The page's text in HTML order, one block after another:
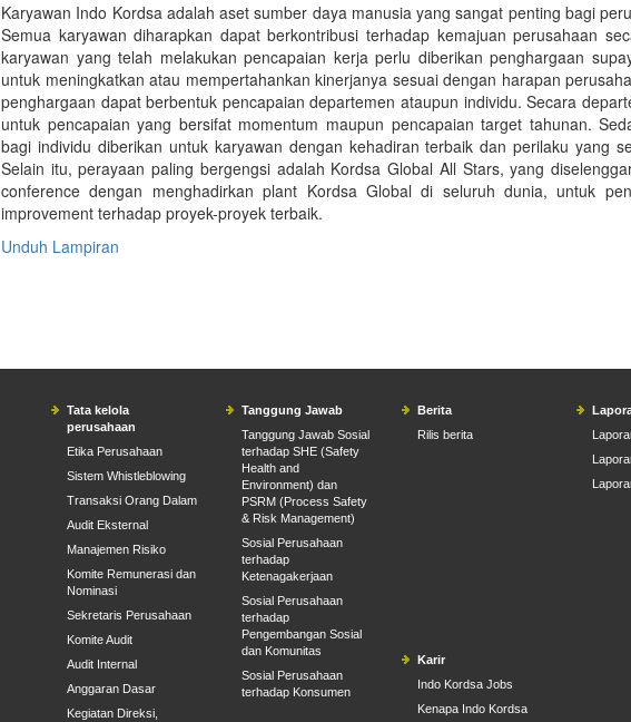
Karyawan Indo Kordsa adalah aset sumber daya manusia yang sangat penting bagi
Semua karyawan diharapkan dapat berkontribusi terhadap kemajuan perusahaan
karyawan yang telah melakukan pencapaian kerja perlu diberikan penghargaan
untuk meningkatkan atau mempertahankan kinerjanya sesuai dengan harapan
penghargaan dapat berbentuk pencapaian departemen ataupun individu. Secara
untuk pencapaian yang bersifat momentum maupun pencapaian target tahunan.
bagi individu diberikan untuk karyawan dengan kehadiran terbaik dan perilaku yang
Selain itu, perayaan paling bergengsi adalah Kordsa Global All Stars, yang
conference dengan menghadirkan plant Kordsa Global di seluruh dunia, untuk
improvement terhadap proyek-proyek terbaik.
Unduh Lampiran
Tata kelola
perusahaan
Etika Perusahaan
Sistem Whistleblowing
Transaksi Orang Dalam
Audit Eksternal
Manajemen Risiko
Komite Remunerasi dan
Nominasi
Sekretaris Perusahaan
Komite Audit
Audit Internal
Anggaran Dasar
Kegiatan Direksi,
Tanggung Jawab
Tanggung Jawab Sosial
terhadap SHE (Safety
Health and
Environment) dan
PSRM (Process Safety
& Risk Management)
Sosial Perusahaan
terhadap
Ketenagakerjaan
Sosial Perusahaan
terhadap
Pengembangan Sosial
dan Komunitas
Sosial Perusahaan
terhadap Konsumen
Berita
Rilis berita
Karir
Indo Kordsa Jobs
Kenapa Indo Kordsa